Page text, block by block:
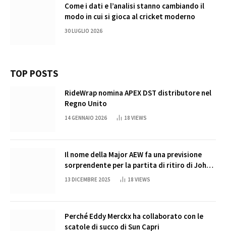
Come i dati e l’analisi stanno cambiando il
modo in cui si gioca al cricket moderno
30 LUGLIO 2026
TOP POSTS
RideWrap nomina APEX DST distributore nel
Regno Unito
14 GENNAIO 2026 18 VIEWS
Il nome della Major AEW fa una previsione
sorprendente per la partita di ritiro di John
Cena
13 DICEMBRE 2025 18 VIEWS
Perché Eddy Merckx ha collaborato con le
scatole di succo di Sun Capri